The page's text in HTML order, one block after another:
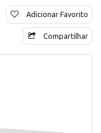
Adicionar Favorito
Compartilhar